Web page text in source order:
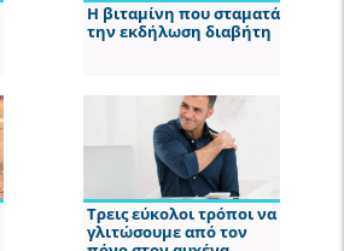
Η βιταμίνη που σταματά
την εκδήλωση διαβήτη
Τρεις εύκολοι τρόποι να
γλιτώσουμε από τον